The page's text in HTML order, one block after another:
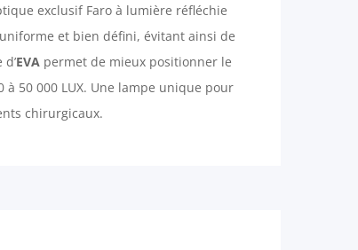
exclusif Faro à lumière réfléchie
et bien défini, évitant ainsi de
EVA permet de mieux positionner le
50 000 LUX. Une lampe unique pour
chirurgicaux.